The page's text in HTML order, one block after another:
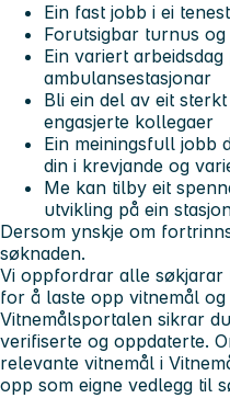
Ein fast jobb i ei
Forutsigbar turnus
Ein variert
ambulansestasjonar
Bli ein del av eit
engasjerte kollegaer
Ein meiningsfull jobb
din i krevjande og
Me kan tilby eit
utvikling på ein
Dersom ynskje om
søknaden.
Vi oppfordrar alle søkjarar
for å laste opp vitnemål
Vitnemålsportalen sikrar
verifiserte og oppdaterte.
relevante vitnemål i
opp som eigne vedlegg til